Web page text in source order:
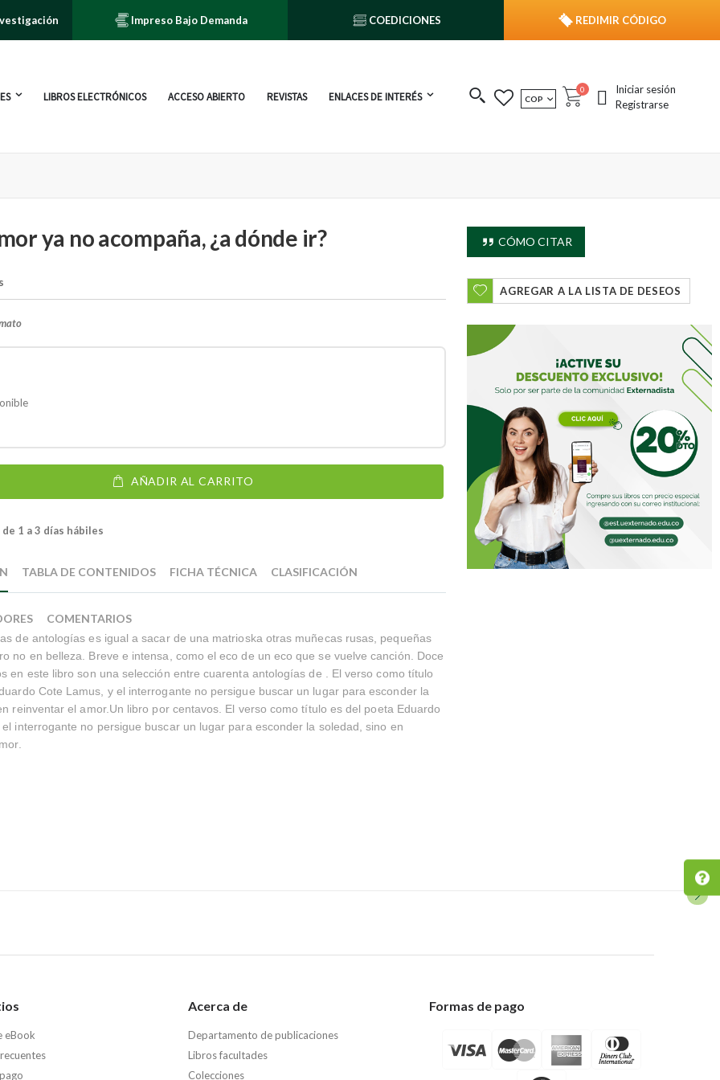
Impreso Bajo Demanda COEDICIONES REDIMIR CÓDIGO
LIBROS ELECTRÓNICOS ACCESO ABIERTO REVISTAS ENLACES DE INTERÉS MONEDA
COP Cart
0 publicacionesIniciar sesión
Registrarse
ya no acompaña, ¿a dónde ir?
AÑADIR AL CARRITO
1 a 3 días hábiles
de antologías es igual a sacar de una matrioska otras muñecas rusas, pequeñas
no en belleza. Breve e intensa, como el eco de un eco que se vuelve canción. Doce
en este libro son una selección entre cuarenta antologías de . El verso como título
Cote Lamus, y el interrogante no persigue buscar un lugar para esconder la
reinventar el amor.Un libro por centavos. El verso como título es del poeta Eduardo
interrogante no persigue buscar un lugar para esconder la soledad, sino en
TABLA DE CONTENIDOS FICHA TÉCNICA CLASIFICACIÓN
COMENTARIOS
CÓMO CITAR
AGREGAR A LA LISTA DE DESEOS
eBook
Acerca de
Departamento de publicaciones
Libros facultades
Colecciones
Formas de pago